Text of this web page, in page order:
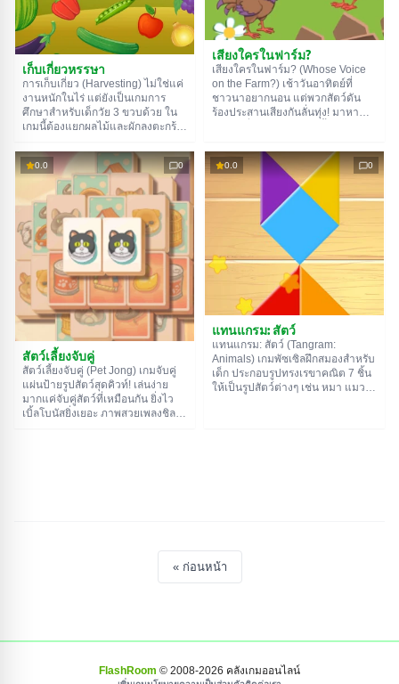
เก็บเกี่ยวหรรษา
การเก็บเกี่ยว (Harvesting) ไม่ใช่แค่
งานหนักในไร่ แต่ยังเป็นเกมการ
ศึกษาสำหรับเด็กวัย 3 ขวบด้วย ใน
เกมนี้ต้องแยกผลไม้และผักลงตะกร้า
เหลือง เขียว ส้ม ม่วง แดง แต่ละ
ตะกร้าใส่ผลไม้ได้ 3-4 ผล ซึ่งจะมี
เสียงผู้ประกาศใจดีคอยอ่านชื่อให้ฟัง
ด้วย
เสียงใครในฟาร์ม?
เสียงใครในฟาร์ม? (Whose Voice
on the Farm?) เช้าวันอาทิตย์ที่
ชาวนาอยากนอน แต่พวกสัตว์ดัน
ร้องประสานเสียงกันลั่นทุ่ง! มาหา
0.0 0
สัตว์เลี้ยงจับคู่
สัตว์เลี้ยงจับคู่ (Pet Jong) เกมจับคู่
แผ่นป้ายรูปสัตว์สุดคิวท์! เล่นง่าย
มากแค่จับคู่สัตว์ที่เหมือนกัน ยิ่งไว
เบิ้ลโบนัสยิ่งเยอะ ภาพสวยเพลงชิล
0.0 0
แทนแกรม: สัตว์
แทนแกรม: สัตว์ (Tangram:
Animals) เกมพัซเซิลฝึกสมองสำหรับ
เด็ก ประกอบรูปทรงเรขาคณิต 7 ชิ้น
ให้เป็นรูปสัตว์ต่างๆ เช่น หมา แมว
« ก่อนหน้า
FlashRoom © 2008-2026 คลังเกมออนไลน์